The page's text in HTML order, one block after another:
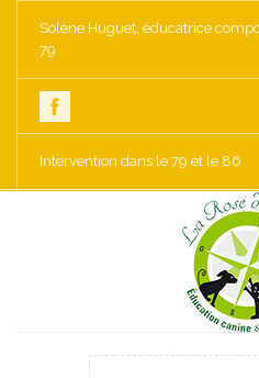
Solène Huguet, éducatrice
79
Intervention dans le 79 et le 86